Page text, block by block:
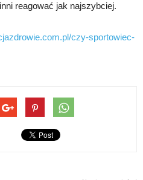
reagować jak najszybciej.
czy-sportowiec-